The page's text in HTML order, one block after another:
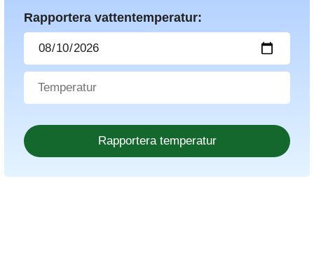
Rapportera vattentemperatur: